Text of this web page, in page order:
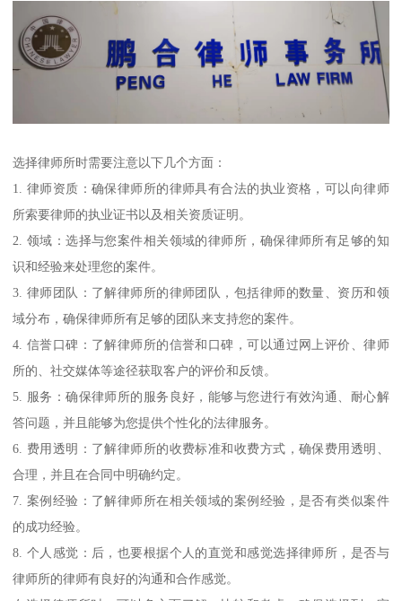
选择律师所时需要注意以下几个方面：
1. 律师资质：确保律师所的律师具有合法的执业资格，可以向律师
所索要律师的执业证书以及相关资质证明。
2. 领域：选择与您案件相关领域的律师所，确保律师所有足够的知
识和经验来处理您的案件。
3. 律师团队：了解律师所的律师团队，包括律师的数量、资历和领
域分布，确保律师所有足够的团队来支持您的案件。
4. 信誉口碑：了解律师所的信誉和口碑，可以通过网上评价、律师
所的、社交媒体等途径获取客户的评价和反馈。
5. 服务：确保律师所的服务良好，能够与您进行有效沟通、耐心解
答问题，并且能够为您提供个性化的法律服务。
6. 费用透明：了解律师所的收费标准和收费方式，确保费用透明、
合理，并且在合同中明确约定。
7. 案例经验：了解律师所在相关领域的案例经验，是否有类似案件
的成功经验。
8. 个人感觉：后，也要根据个人的直觉和感觉选择律师所，是否与
律师所的律师有良好的沟通和合作感觉。